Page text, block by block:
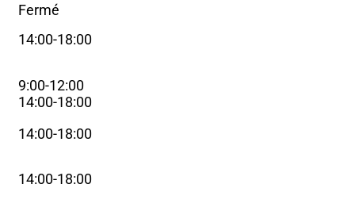
Fermé
14:00-18:00
9:00-12:00
14:00-18:00
14:00-18:00
14:00-18:00